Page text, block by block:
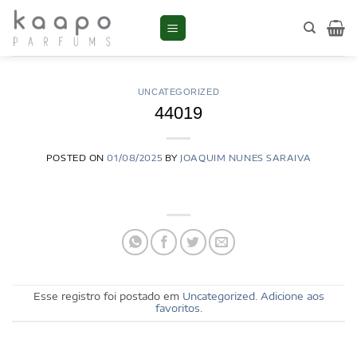
Skip
content
UNCATEGORIZED
44019
POSTED ON01/08/2025 BY JOAQUIM NUNES SARAIVA
Esse registro foi postado em Uncategorized. Adicione aos
favoritos